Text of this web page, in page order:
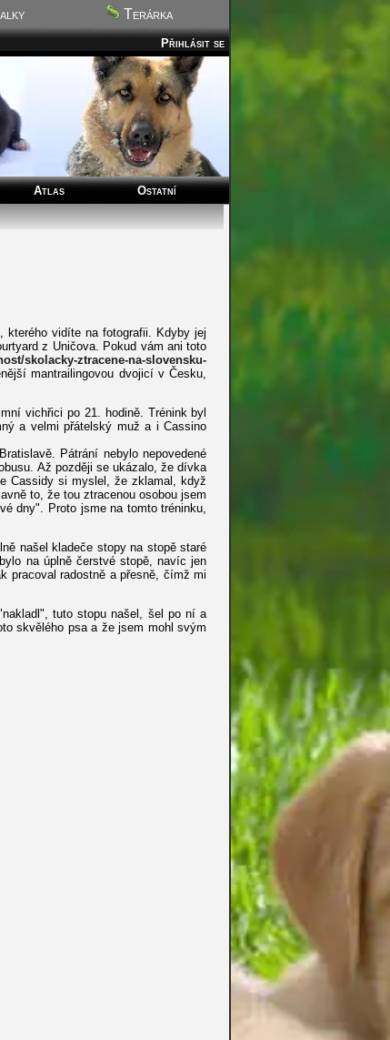
Terárka
Přihlásit se
Atlas
Ostatní
kterého vidíte na fotografii. Kdyby jej
z Uničova. Pokud vám ani toto
skolacky-ztracene-na-slovensku-
mantrailingovou dvojicí v Česku,
vichřici po 21. hodině. Trénink byl
a velmi přátelský muž a i Cassino
Pátrání nebylo nepovedené
Až později se ukázalo, že dívka
Cassidy si myslel, že zklamal, když
to, že tou ztracenou osobou jsem
dny". Proto jsme na tomto tréninku,
našel kladeče stopy na stopě staré
na úplně čerstvé stopě, navíc jen
pracoval radostně a přesně, čímž mi
tuto stopu našel, šel po ní a
skvělého psa a že jsem mohl svým